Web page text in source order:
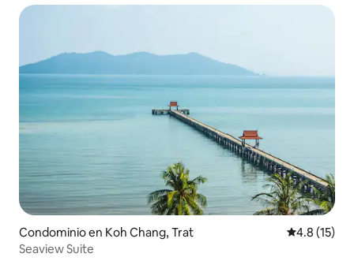
Condominio en Koh Chang, Trat Calificación
4.8 (15)
Seaview Suite